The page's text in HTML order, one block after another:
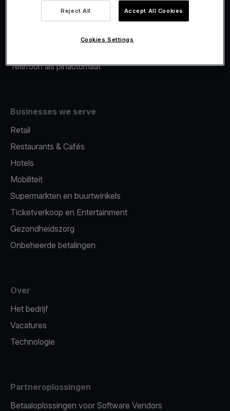
Merchant Advance
Telefoon als pinautomaat
Businesses we serve
Retail
Restaurants & Cafés
Hotels
Mobiliteit
Supermarkten en buurtwinkels
Ticketverkoop en Entertainment
Gezondheidszorg
Onbeheerde betalingen
Over
Het bedrijf
Vacatures
Technologie
Partneroplossingen
Betaaloplossingen voor Software Vendors
Reject All Accept All Cookies
Cookies Settings